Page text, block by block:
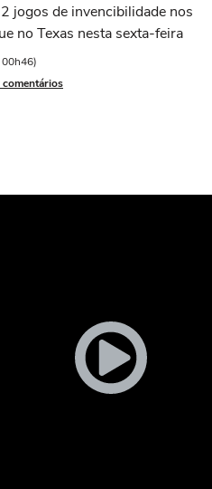
jogos de invencibilidade nos
no Texas nesta sexta-feira
comentários